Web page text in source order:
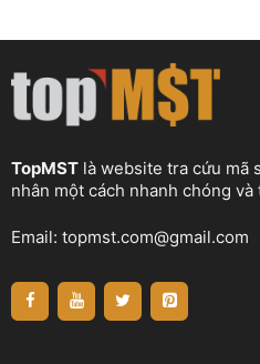
TopMST là website tra cứu mã
nhân một cách nhanh chóng
Email: topmst.com@gmail.com